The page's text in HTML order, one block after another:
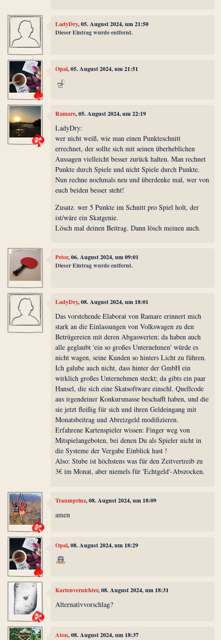
LadyDry, 05. August 2024, um 21:50
Dieser Eintrag wurde entfernt.
Opal, 05. August 2024, um 21:51
Ramare, 05. August 2024, um 22:19
LadyDry:
wer nicht weiß, wie man einen Punkteschnitt
errechnet, der sollte sich mit seinen überheblichen
Aussagen vielleicht besser zurück halten. Man rechnet
Punkte durch Spiele und nicht Spiele durch Punkte.
Nun rechne nochmals neu und überdenke mal, wer von
euch beiden besser steht!
Zusatz. wer 5 Punkte im Schnitt pro Spiel holt, der
ist/wäre ein Skatgenie.
Lösch mal deinen Beitrag. Dann lösch meinen auch.
Petor, 06. August 2024, um 09:01
Dieser Eintrag wurde entfernt.
LadyDry, 08. August 2024, um 18:01
Das vorstehende Elaborat von Ramare erinnert mich
stark an die Einlassungen von Volkswagen zu den
Betrügereien mit deren Abgaswerten; da haben auch
alle geglaubt 'ein so großes Unternehmen' würde es
nicht wagen, seine Kunden so hinters Licht zu führen.
Ich galube auch nicht, dass hinter der GmbH ein
wirklich großes Unternehmen steckt; da gibts ein paar
Hansel, die sich eine Skatsoftware einschl. Quellcode
aus irgendeiner Konkursmasse beschafft haben, und die
sie jetzt fleißig für sich und ihren Geldeingang mit
Monatsbeitrag und Abreizgeld modifizieren.
Erfahrene Kartenspieler wissen: Finger weg von
Mitspielangeboten, bei denen Du als Spieler nicht in
die Systeme der Vergabe Einblick hast !
Also: Stube ist höchstens was für den Zeitvertreib zu
3€ im Monat, aber niemels für 'Echtgeld'-Abszocken.
Traumprinz, 08. August 2024, um 18:09
amen
Opal, 08. August 2024, um 18:29
Kartenvernichter, 08. August 2024, um 18:31
Alternativvorschlag?
Aton, 08. August 2024, um 18:37